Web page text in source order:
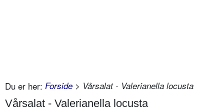
Du er her: Forside > Vårsalat - Valerianella locusta
Vårsalat - Valerianella locusta